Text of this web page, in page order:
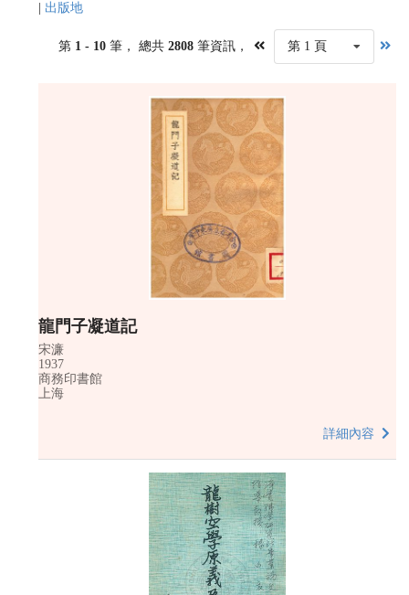
出版地
第 1 - 10 筆， 總共 2808筆資訊， 第 1 頁
龍門子凝道記
宋濂
1937
商務印書館
上海
詳細內容